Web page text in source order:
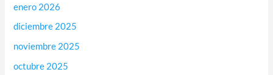
enero 2026
diciembre 2025
noviembre 2025
octubre 2025